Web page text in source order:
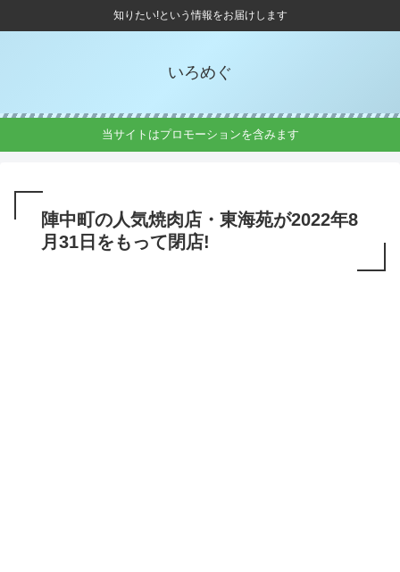
知りたい!という情報をお届けします
いろめぐ
当サイトはプロモーションを含みます
陣中町の人気焼肉店・東海苑が2022年8
月31日をもって閉店!